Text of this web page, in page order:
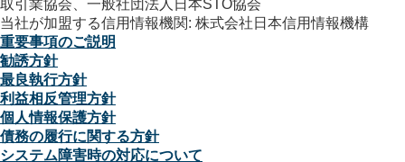
取引業協会、一般社団法人日本STO協会
当社が加盟する信用情報機関: 株式会社日本信用情報機構
重要事項のご説明
勧誘方針
最良執行方針
利益相反管理方針
個人情報保護方針
債務の履行に関する方針
システム障害時の対応について